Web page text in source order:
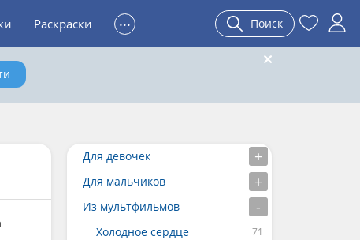
Раскраски ... Поиск
Для девочек
Для мальчиков
Из мультфильмов
Холодное сердце